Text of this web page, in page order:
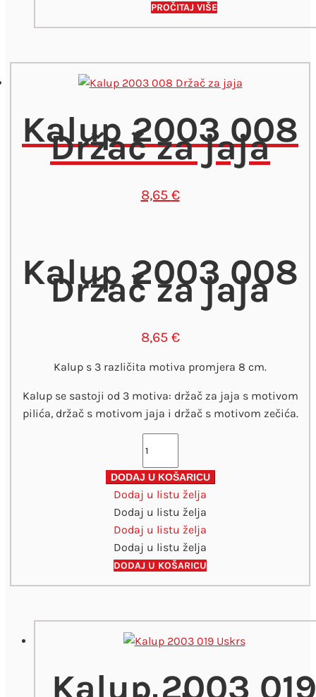
PROČITAJ VIŠE
Kalup 2003 008
Držač za jaja
8,65 €
Kalup 2003 008
Držač za jaja
8,65 €
Kalup s 3 različita motiva promjera 8 cm.
Kalup se sastoji od 3 motiva: držač za jaja s motivom
pilića, držač s motivom jaja i držač s motivom zečića.
008
Držač
za
jaja
količina
DODAJ U KOŠARICU
Dodaj u listu želja
Dodaj u listu želja
Dodaj u listu želja
Dodaj u listu želja
DODAJ U KOŠARICU
Kalup 2003 019